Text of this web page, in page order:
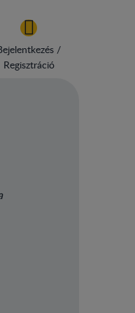
/
Regisztráció